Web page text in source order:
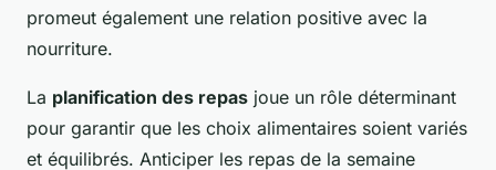
promeut également une relation positive avec la
nourriture.
La planification des repas joue un rôle déterminant
pour garantir que les choix alimentaires soient variés
et équilibrés. Anticiper les repas de la semaine